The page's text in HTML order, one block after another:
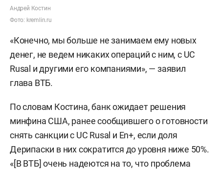
Андрей Костин
Фото: kremlin.ru
«Конечно, мы больше не занимаем ему новых
денег, не ведем никаких операций с ним, с UC
Rusal и другими его компаниями», — заявил
глава ВТБ.
По словам Костина, банк ожидает решения
минфина США, ранее сообщившего о готовности
снять санкции с UC Rusal и En+, если доля
Дерипаски в них сократится до уровня ниже 50%.
«[В ВТБ] очень надеются на то, что проблема